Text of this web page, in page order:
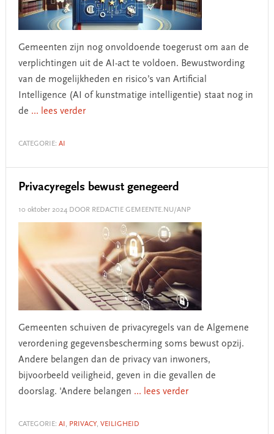
Gemeenten zijn nog onvoldoende toegerust om aan de
verplichtingen uit de AI-act te voldoen. Bewustwording
van de mogelijkheden en risico’s van Artificial
Intelligence (AI of kunstmatige intelligentie) staat nog in
de ... lees verder
CATEGORIE: AI
Privacyregels bewust genegeerd
10 oktober 2024DOOR REDACTIE GEMEENTE.NU/ANP
Gemeenten schuiven de privacyregels van de Algemene
verordening gegevensbescherming soms bewust opzij.
Andere belangen dan de privacy van inwoners,
bijvoorbeeld veiligheid, geven in die gevallen de
doorslag. 'Andere belangen ... lees verder
CATEGORIE: AI , PRIVACY, VEILIGHEID